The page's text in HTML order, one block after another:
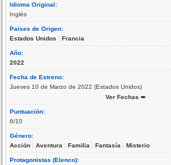
Idioma Original:
Inglés
Paises de Origen:
Estados Unidos |Francia
Año:
2022
Fecha de Estreno:
Jueves 10 de Marzo de 2022 (Estados Unidos)
Ver Fechas ➨
Puntuación:
6/10
Género:
Acción |Aventura |Familia |Fantasía |Misterio
Protagonistas (Elenco):